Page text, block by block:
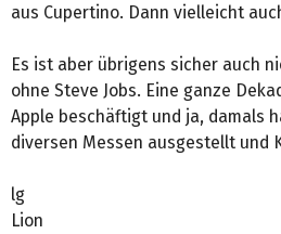
aus Cupertino. Dann vielleicht
Es ist aber übrigens sicher auch
ohne Steve Jobs. Eine ganze
Apple beschäftigt und ja, damals
diversen Messen ausgestellt und
lg
Lion